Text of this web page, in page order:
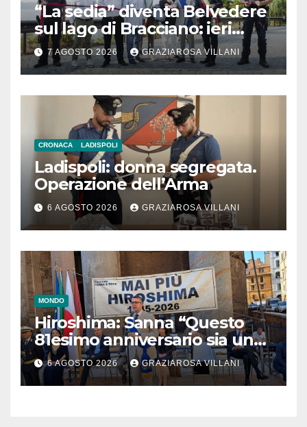
“La sedia” diventa Belvedere
sul lago di Bracciano: ieri
l’inaugurazione
7 AGOSTO 2026 GRAZIAROSA VILLANI
CRONACA LADISPOLI
Ladispoli: donna segregata.
Operazione dell’Arma
6 AGOSTO 2026 GRAZIAROSA VILLANI
MONDO
Hiroshima: Sanna “Questo
81esimo anniversario sia un
monito per tutti”
6 AGOSTO 2026 GRAZIAROSA VILLANI